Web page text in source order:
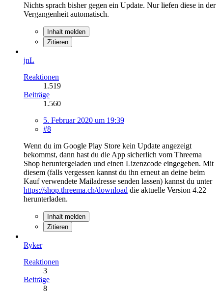
Nichts sprach bisher gegen ein Update. Nur liefen diese in der
Vergangenheit automatisch.
Inhalt melden
Zitieren
jnL
Reaktionen
1.519
Beiträge
1.560
5. Februar 2020 um 19:39
#8
Wenn du im Google Play Store kein Update angezeigt
bekommst, dann hast du die App sicherlich vom Threema
Shop heruntergeladen und einen Lizenzcode eingegeben. Mit
diesem (falls vergessen kannst du ihn erneut an deine beim
Kauf verwendete Mailadresse senden lassen) kannst du unter
https://shop.threema.ch/download die aktuelle Version 4.22
herunterladen.
Inhalt melden
Zitieren
Ryker
Reaktionen
3
Beiträge
8